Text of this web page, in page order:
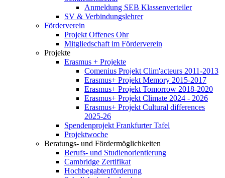
Anmeldung SEB Klassenverteiler
SV & Verbindungslehrer
Förderverein
Projekt Offenes Ohr
Mitgliedschaft im Förderverein
Projekte
Erasmus + Projekte
Comenius Projekt Clim'acteurs 2011-2013
Erasmus+ Projekt Memory 2015-2017
Erasmus+ Projekt Tomorrow 2018-2020
Erasmus+ Projekt Climate 2024 - 2026
Erasmus+ Projekt Cultural differences
2025-26
Spendenprojekt Frankfurter Tafel
Projektwoche
Beratungs- und Fördermöglichkeiten
Berufs- und Studienorientierung
Cambridge Zertifikat
Hochbegabtenförderung